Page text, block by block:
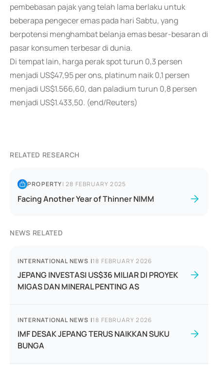
pembebasan pajak yang telah lama berlaku untuk
beberapa pengecer emas pada hari Sabtu, yang
berpotensi menghambat belanja emas besar-besaran di
pasar konsumen terbesar di dunia.
Di tempat lain, harga perak spot turun 0,3 persen
menjadi US$47,95 per ons, platinum naik 0,1 persen
menjadi US$1.566,60, dan paladium turun 0,8 persen
menjadi US$1.433,50. (end/Reuters)
RELATED RESEARCH
PROPERTY|28 FEBRUARY 2025
Facing Another Year of Thinner NIMM
NEWS RELATED
INTERNATIONAL NEWS |18 FEBRUARY 2026
JEPANG INVESTASI US$36 MILIAR DI PROYEK
MIGAS DAN MINERAL PENTING AS
INTERNATIONAL NEWS |18 FEBRUARY 2026
IMF DESAK JEPANG TERUS NAIKKAN SUKU
BUNGA